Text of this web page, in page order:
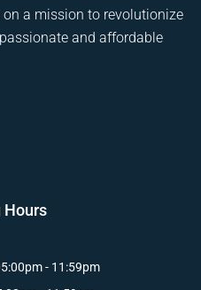
on a mission to revolutionize
and affordable
Hours
- 11:59pm